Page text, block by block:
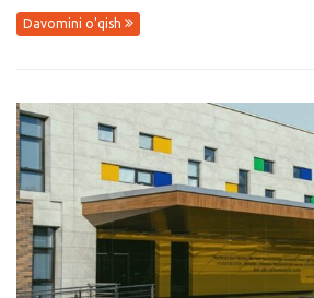
Davomini o'qish